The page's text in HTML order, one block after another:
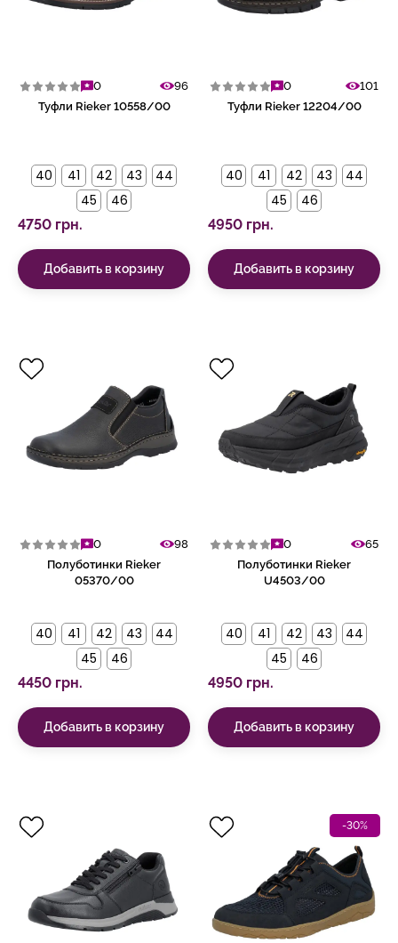
0
96
Туфли Rieker 10558/00
40 41 42 43
44
45
46
4750 грн.
Добавить в корзину
0
101
Туфли Rieker 12204/00
40 41 42 43
44
45
46
4950 грн.
Добавить в корзину
0
98
Полуботинки Rieker
05370/00
40 41 42 43
44
45
46
4450 грн.
Добавить в корзину
0
65
Полуботинки Rieker
U4503/00
40 41 42 43
44
45
46
4950 грн.
Добавить в корзину
-30%